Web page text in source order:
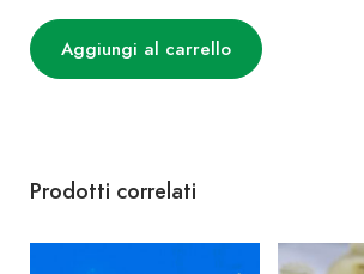
Aggiungi al carrello
Prodotti correlati